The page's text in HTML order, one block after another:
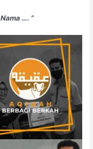
…. ”